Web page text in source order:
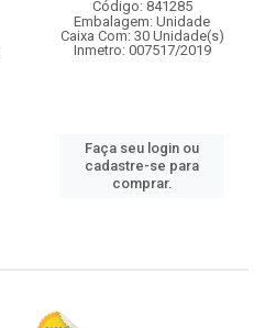
Código: 841285
Embalagem: Unidade
Caixa Com: 30 Unidade(s)
Inmetro: 007517/2019
Faça seu login ou
cadastre-se para
comprar.